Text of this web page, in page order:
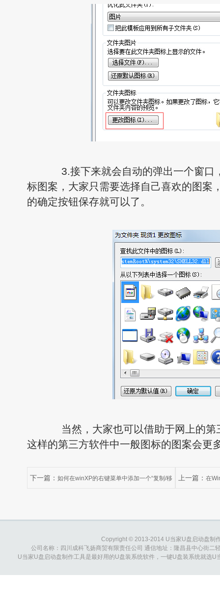
3.接下来就会自动的弹出一个窗口
标图案，大家只需要选择自己喜欢的图案
的确定按钮保存就可以了。
当然，大家也可以借助于网上的第
这样的第三方软件中一般图标的图案会更
下一篇： 如何在winXP的右键菜单中添加一个“复制/移 上一篇： 在
Copyright © 2013-2014 U当家U盘启动盘制
公司名称：四川成科飞扬商贸有限责任公司 通信地址：隆昌县中心街
U当家U盘启动盘制作工具是最好用的U盘装系统软件，一键U盘装系统就选